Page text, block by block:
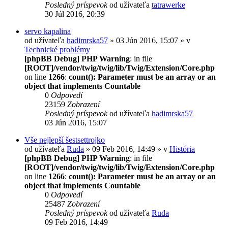
Posledný príspevokod užívateľa tatrawerke
30 Júl 2016, 20:39
servo kapalina
od užívateľa hadimrska57 » 03 Jún 2016, 15:07 » v
Technické problémy
[phpBB Debug] PHP Warning: in file
[ROOT]/vendor/twig/twig/lib/Twig/Extension/Core.php
on line 1266: count(): Parameter must be an array or an
object that implements Countable
0 Odpovedí
23159 Zobrazení
Posledný príspevokod užívateľa hadimrska57
03 Jún 2016, 15:07
Vše nejlepší šestsettrojko
od užívateľa Ruda » 09 Feb 2016, 14:49 » v História
[phpBB Debug] PHP Warning: in file
[ROOT]/vendor/twig/twig/lib/Twig/Extension/Core.php
on line 1266: count(): Parameter must be an array or an
object that implements Countable
0 Odpovedí
25487 Zobrazení
Posledný príspevokod užívateľa Ruda
09 Feb 2016, 14:49